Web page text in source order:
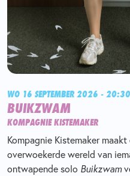
WO 16 SEPTEMBER 2026 - 20:30
BUIKZWAM
KOMPAGNIE KISTEMAKER
Kompagnie Kistemaker
overwoekerde wereld van
ontwapende solo Buikzwam